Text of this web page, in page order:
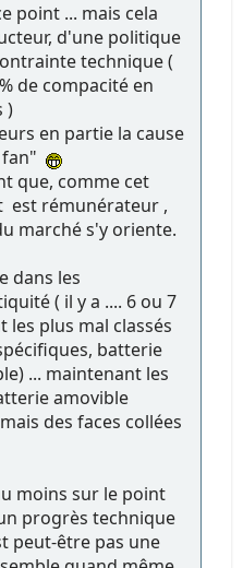
point ... mais cela
d'une politique
technique (
de compacité en
)
en partie la cause
fan"
que, comme cet
est rémunérateur ,
marché s'y oriente.
dans les
( il y a .... 6 ou 7
les plus mal classés
batterie
... maintenant les
amovible
des faces collées
moins sur le point
progrès technique
peut-être pas une